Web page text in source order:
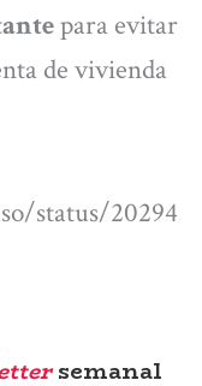
para evitar
de vivienda
status/20294
semanal